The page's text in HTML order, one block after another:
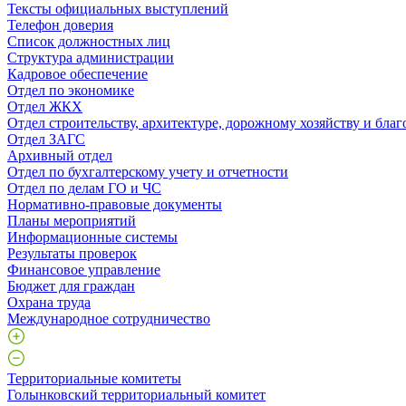
Тексты официальных выступлений
Телефон доверия
Список должностных лиц
Структура администрации
Кадровое обеспечение
Отдел по экономике
Отдел ЖКХ
Отдел строительству, архитектуре, дорожному хозяйству и
Отдел ЗАГС
Архивный отдел
Отдел по бухгалтерскому учету и отчетности
Отдел по делам ГО и ЧС
Нормативно-правовые документы
Планы мероприятий
Информационные системы
Результаты проверок
Финансовое управление
Бюджет для граждан
Охрана труда
Международное сотрудничество
Территориальные комитеты
Голынковский территориальный комитет